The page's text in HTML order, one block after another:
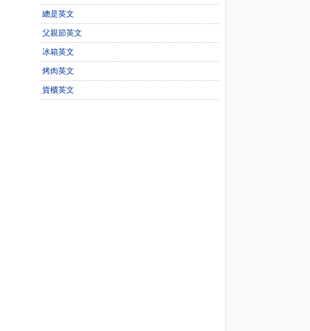
總是英文
父親節英文
冰箱英文
烤肉英文
貨櫃英文